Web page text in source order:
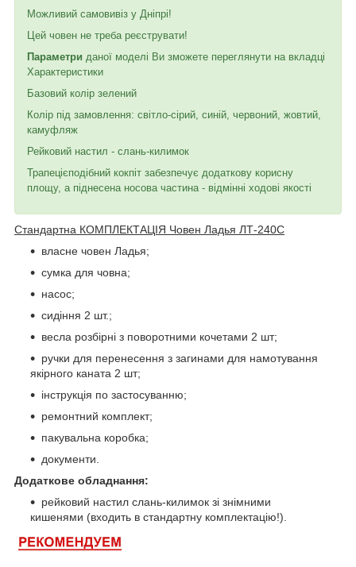
Можливий самовивіз у Дніпрі!
Цей човен не треба реєструвати!
Параметри даної моделі Ви зможете переглянути на вкладці
Характеристики
Базовий колір зелений
Колір під замовлення: світло-сірий, синій, червоний, жовтий,
камуфляж
Рейковий настил - слань-килимок
Трапецієподібний кокпіт забезпечує додаткову корисну
площу, а піднесена носова частина - відмінні ходові якості
Стандартна КОМПЛЕКТАЦІЯ Човен Ладья ЛТ-240С
власне човен Ладья;
сумка для човна;
насос;
сидіння 2 шт.;
весла розбірні з поворотними кочетами 2 шт;
ручки для перенесення з загинами для намотування
якірного каната 2 шт;
інструкція по застосуванню;
ремонтний комплект;
пакувальна коробка;
документи.
Додаткове обладнання:
рейковий настил слань-килимок зі знімними
кишенями (входить в стандартну комплектацію!).